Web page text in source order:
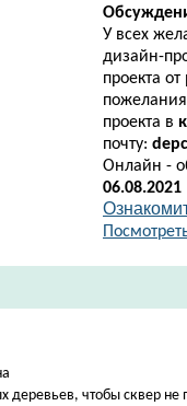
У всех
дизайн-
проекта
проекта в
почту:
Онлайн -
06.08.2021
деревьев, чтобы сквер не